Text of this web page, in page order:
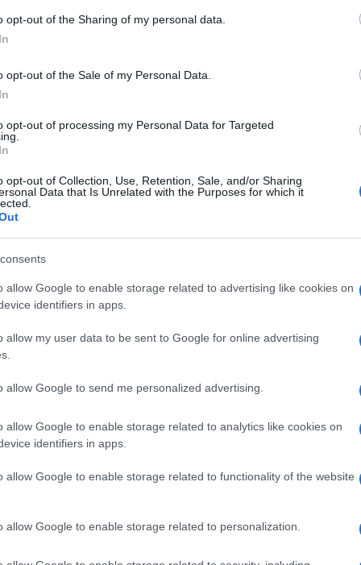
opt-out of the Sharing of my personal data.
opt-out of the Sale of my Personal Data.
opt-out of processing my Personal Data for Targeted
opt-out of Collection, Use, Retention, Sale, and/or Sharing
Data that Is Unrelated with the Purposes for which it
allow Google to enable storage related to advertising like cookies on
identifiers in apps.
allow my user data to be sent to Google for online advertising
allow Google to send me personalized advertising.
allow Google to enable storage related to analytics like cookies on
identifiers in apps.
allow Google to enable storage related to functionality of the website
allow Google to enable storage related to personalization.
περιστρεφόμενης μάζας, προκειμένου να αυξηθεί η
ENLITEN παρουσιάστηκε για πρώτη φορά στο ID.3
ακόμη ορόσημο στη μακροχρόνια συνεργασία της
του οχήματος και τη δυναμική της οδήγησης
ζήτησε ένα ελαστικό που να προσφέρει εξαιρετικά
όμως άλλοι τομείς απόδοσης. Η Bridgestone, επί
σε αυτή την ζήτηση με τα εξειδικευμένα ελαστικά
την καλύτερη στην κατηγορία τους
αντίστασης κύλισης και ακόμα περισσότερο.
ελαστικού είναι ότι επιτρέπει τον
στην συνέργεια μεταξύ των μοναδικών υλικών που
ENLITEN και μιας νέας διαδικασίας ανάμιξης που
της τεχνολογίας κατά της φθοράς, χωρίς
κοιλότητας και του αμιγώς 3D σχεδιασμού του
στο βρεγμένο και αυτή κατά της φθοράς. Έτσι
την τεχνολογία ENLITEN παρέχουν απόδοση
βαθμολογία «Β» στην Ευρωπαϊκή ετικέτα,
Αυτά τα θέματα σχεδιασμού και ανάπτυξης
χειρισμό του Volkswagen Golf 8 και, κατά συνέπεια,